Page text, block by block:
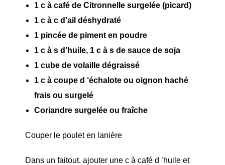
1 c à café de Citronnelle surgelée (picard)
1 c à c d’ail déshydraté
1 pincée de piment en poudre
1 c à s d’huile, 1 c à s de sauce de soja
1 cube de volaille dégraissé
1 c à coupe d ‘échalote ou oignon haché
frais ou surgelé
Coriandre surgelée ou fraîche
Couper le poulet en lanière
Dans un faitout, ajouter une c à café d ’huile et